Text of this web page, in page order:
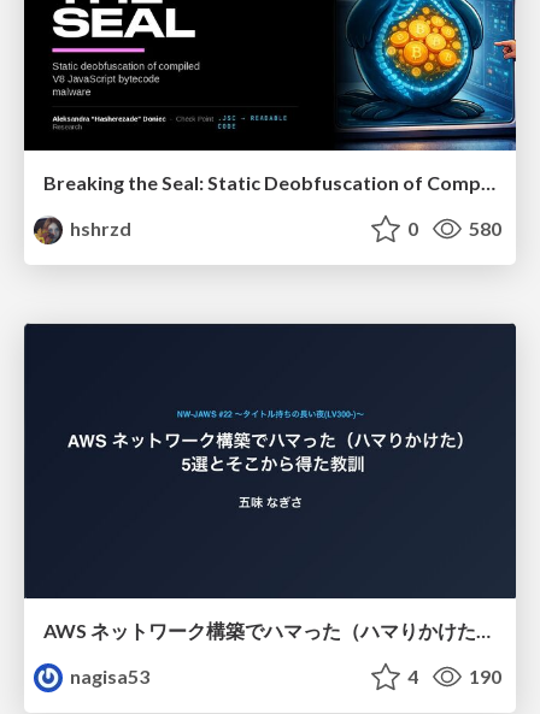
hshrzd
0 580
AWS ネットワーク構築でハマった（ハマりかけた） 5選とそこから得た教訓
nagisa53
4 190